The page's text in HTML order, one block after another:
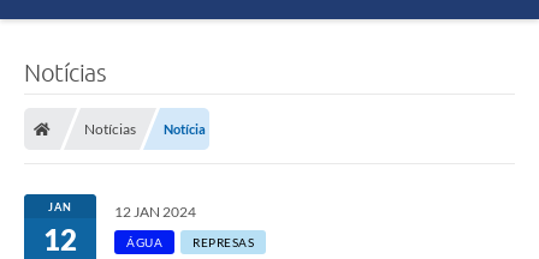
ÁGUA
COMPRAS E LICITAÇÕES
Notícias
Notícias Notícia
JAN
12
12 JAN 2024
ÁGUA REPRESAS